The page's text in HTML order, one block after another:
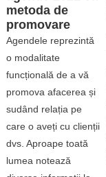
metoda de
promovare
Agendele reprezintă
o modalitate
funcțională de a vă
promova afacerea și
sudând relația pe
care o aveți cu clienții
dvs. Aproape toată
lumea notează